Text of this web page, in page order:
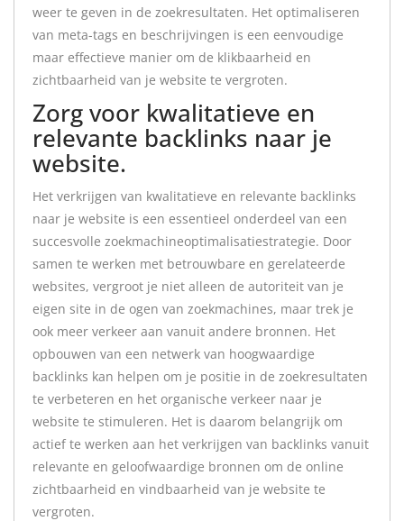
weer te geven in de zoekresultaten. Het optimaliseren
van meta-tags en beschrijvingen is een eenvoudige
maar effectieve manier om de klikbaarheid en
zichtbaarheid van je website te vergroten.
Zorg voor kwalitatieve en
relevante backlinks naar je
website.
Het verkrijgen van kwalitatieve en relevante backlinks
naar je website is een essentieel onderdeel van een
succesvolle zoekmachineoptimalisatiestrategie. Door
samen te werken met betrouwbare en gerelateerde
websites, vergroot je niet alleen de autoriteit van je
eigen site in de ogen van zoekmachines, maar trek je
ook meer verkeer aan vanuit andere bronnen. Het
opbouwen van een netwerk van hoogwaardige
backlinks kan helpen om je positie in de zoekresultaten
te verbeteren en het organische verkeer naar je
website te stimuleren. Het is daarom belangrijk om
actief te werken aan het verkrijgen van backlinks vanuit
relevante en geloofwaardige bronnen om de online
zichtbaarheid en vindbaarheid van je website te
vergroten.